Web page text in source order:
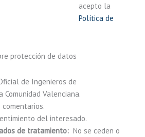
acepto la
Política de
protección de datos
de Ingenieros de
Comunidad Valenciana.
del interesado.
de tratamiento: No se ceden o